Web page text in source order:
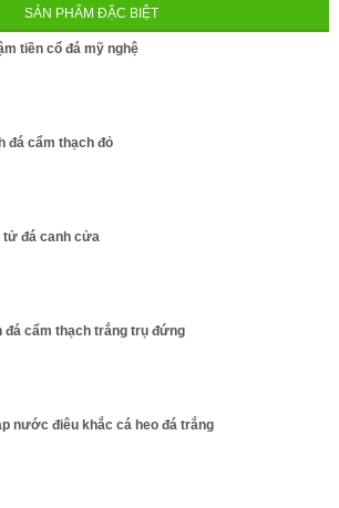
SẢN PHẨM ĐẶC BIỆT
tiền cổ đá mỹ nghệ
đá cẩm thạch đỏ
tử đá canh cửa
đá cẩm thạch trắng trụ đứng
nước điêu khắc cá heo đá trắng